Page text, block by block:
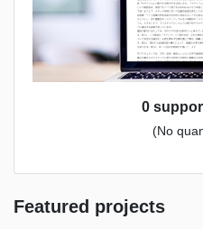
0
(No
Featured projects